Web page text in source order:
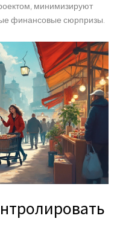
минимизируют
финансовые сюрпризы.